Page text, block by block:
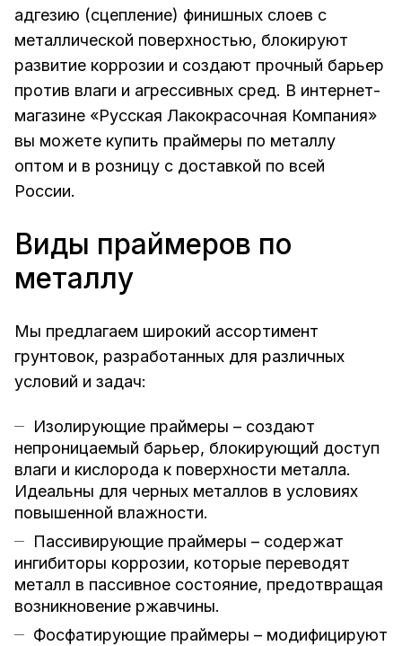
адгезию (сцепление) финишных слоев с
металлической поверхностью, блокируют
развитие коррозии и создают прочный барьер
против влаги и агрессивных сред. В интернет-
магазине «Русская Лакокрасочная Компания»
вы можете купить праймеры по металлу
оптом и в розницу с доставкой по всей
России.
Виды праймеров по
металлу
Мы предлагаем широкий ассортимент
грунтовок, разработанных для различных
условий и задач:
Изолирующие праймеры – создают
непроницаемый барьер, блокирующий доступ
влаги и кислорода к поверхности металла.
Идеальны для черных металлов в условиях
повышенной влажности.
Пассивирующие праймеры – содержат
ингибиторы коррозии, которые переводят
металл в пассивное состояние, предотвращая
возникновение ржавчины.
Фосфатирующие праймеры – модифицируют